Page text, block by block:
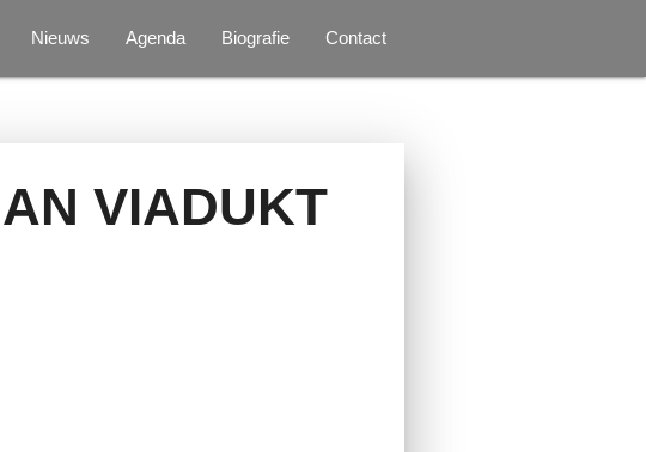
Nieuws Agenda Biografie Contact
VIADUKT